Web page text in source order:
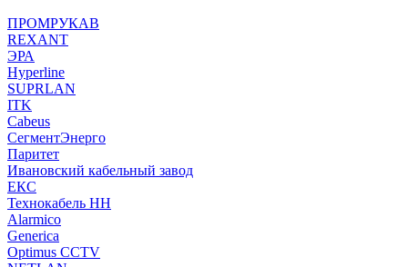
ПРОМРУКАВ
REXANT
ЭРА
Hyperline
SUPRLAN
ITK
Cabeus
СегментЭнерго
Паритет
Ивановский кабельный завод
ЕКС
Технокабель НН
Alarmico
Generica
Optimus CCTV